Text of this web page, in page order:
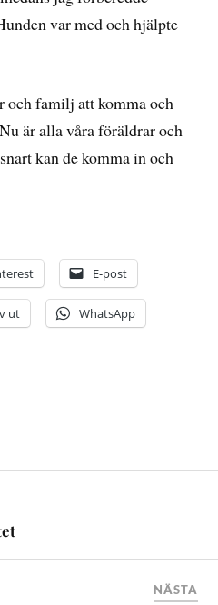
var med och hjälpte
familj att komma och
är alla våra föräldrar och
kan de komma in och
E-post
ut WhatsApp
NÄSTA